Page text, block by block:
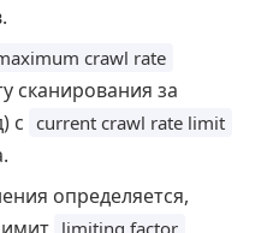
crawl rate
сканирования за
с current crawl rate limit
определяется,